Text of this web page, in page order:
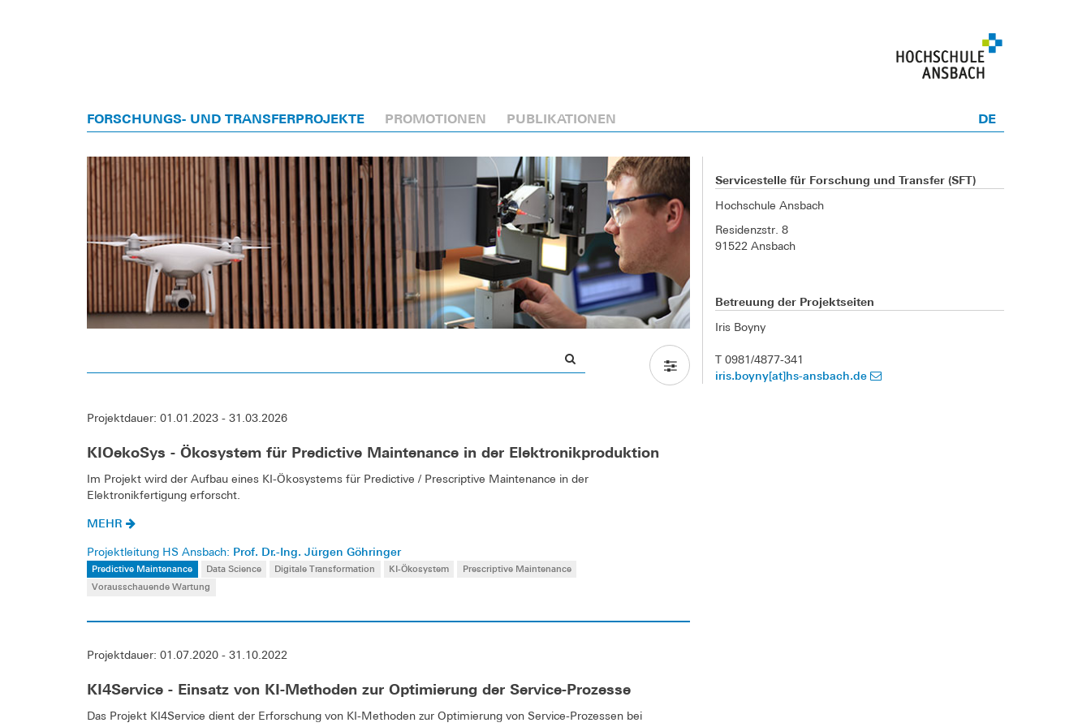
FORSCHUNGS- UND TRANSFERPROJEKTE PROMOTIONEN PUBLIKATIONEN DE
Projektdauer: 01.01.2023 - 31.03.2026
KIOekoSys - Ökosystem für Predictive Maintenance in der Elektronikproduktion
Im Projekt wird der Aufbau eines KI-Ökosystems für Predictive / Prescriptive Maintenance in der
Elektronikfertigung erforscht.
MEHR
Projektleitung HS Ansbach: Prof. Dr.-Ing. Jürgen Göhringer
Predictive Maintenance Data Science Digitale Transformation KI-Ökosystem
Prescriptive Maintenance
Vorausschauende Wartung
Projektdauer: 01.07.2020 - 31.10.2022
KI4Service - Einsatz von KI-Methoden zur Optimierung der Service-Prozesse
Das Projekt KI4Service dient der Erforschung von KI-Methoden zur Optimierung von Service-Prozessen bei
Servicestelle für Forschung und Transfer (SFT)
Hochschule Ansbach
Residenzstr. 8
91522 Ansbach
Betreuung der Projektseiten
Iris Boyny
T 0981/4877-341
iris.boyny[at]hs-ansbach.de